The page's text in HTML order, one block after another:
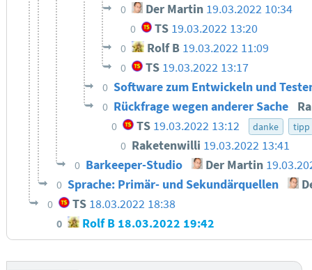
0 Der Martin 19.03.2022 10:34
0 TS 19.03.2022 13:20
0 Rolf B 19.03.2022 11:09
0 TS 19.03.2022 13:17
0 Software zum Entwickeln und
0 Rückfrage wegen anderer Sache
0 TS 19.03.2022 13:12 danke tipp
0 Raketenwilli 19.03.2022 13:41
0 Barkeeper-Studio Der Martin
0 Sprache: Primär- und Sekundärquellen
0 TS 18.03.2022 18:38
0 Rolf B 18.03.2022 19:42